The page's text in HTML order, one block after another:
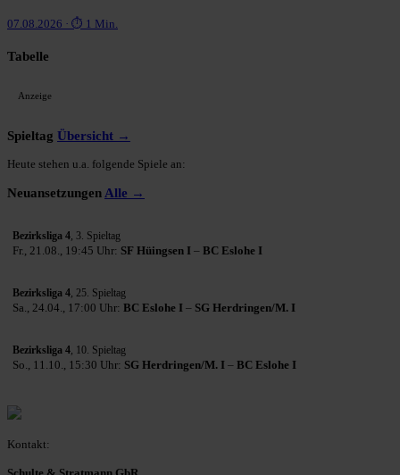
07.08.2026 · ⏱ 1 Min.
Tabelle
Anzeige
Spieltag Übersicht →
Heute stehen u.a. folgende Spiele an:
Neuansetzungen Alle →
Bezirksliga 4, 3. Spieltag
Fr., 21.08., 19:45 Uhr: SF Hüingsen I – BC Eslohe I
Bezirksliga 4, 25. Spieltag
Sa., 24.04., 17:00 Uhr: BC Eslohe I – SG Herdringen/M. I
Bezirksliga 4, 10. Spieltag
So., 11.10., 15:30 Uhr: SG Herdringen/M. I – BC Eslohe I
Kontakt: